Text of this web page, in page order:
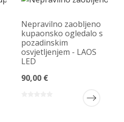
Nepravilno zaobljeno
kupaonsko ogledalo s
pozadinskim
osvjetljenjem - LAOS
LED
90,00 €